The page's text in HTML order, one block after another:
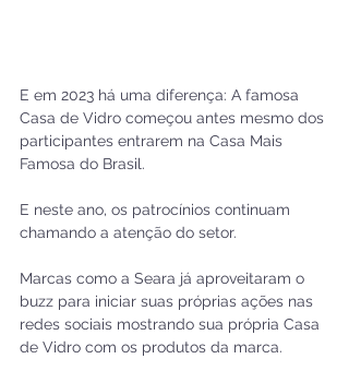
E em 2023 há uma diferença: A famosa
Casa de Vidro começou antes mesmo dos
participantes entrarem na Casa Mais
Famosa do Brasil.
E neste ano, os patrocínios continuam
chamando a atenção do setor.
Marcas como a Seara já aproveitaram o
buzz para iniciar suas próprias ações nas
redes sociais mostrando sua própria Casa
de Vidro com os produtos da marca.